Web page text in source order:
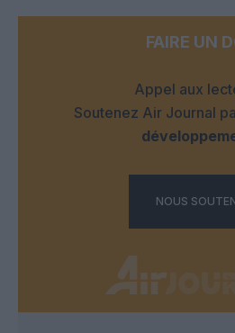
FAIRE UN
Appel aux
Soutenez Air Journal
NOUS